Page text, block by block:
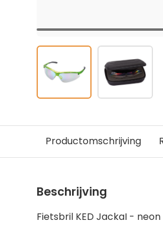
Productomschrijving
Beschrijving
Fietsbril KED JackaI -